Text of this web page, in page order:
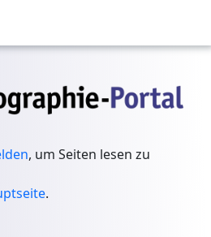
, um Seiten lesen zu
.